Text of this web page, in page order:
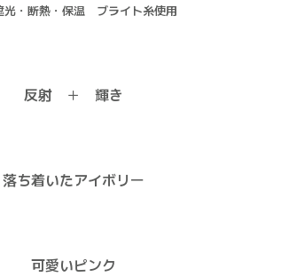
光・断熱・保温 ブライト糸使用
反射 ＋ 輝き
落ち着いたアイボリー
可愛いピンク